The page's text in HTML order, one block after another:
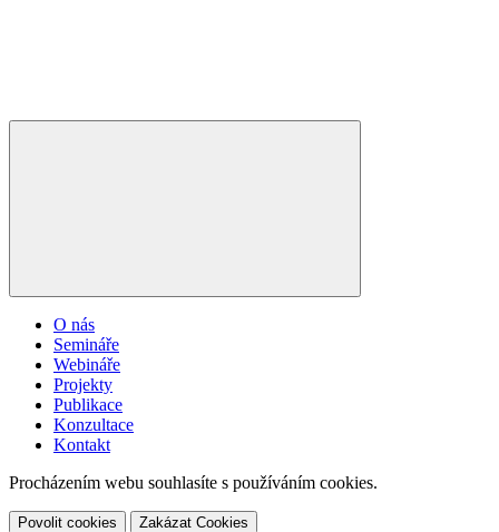
O nás
Semináře
Webináře
Projekty
Publikace
Konzultace
Kontakt
Procházením webu souhlasíte s používáním cookies.
Povolit cookies Zakázat Cookies